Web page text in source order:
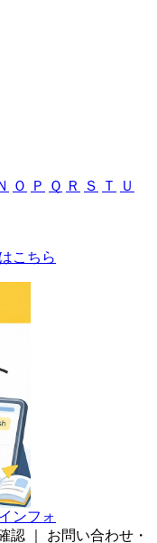
Ｏ Ｐ Ｑ Ｒ Ｓ Ｔ
Ｕ
こちら
ンフォ
認 お問い合わせ・